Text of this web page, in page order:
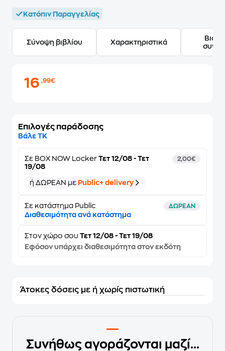
Κατόπιν Παραγγελίας
Σύνοψη βιβλίου Χαρακτηριστικά
16,99€
Επιλογές παράδοσης
Βάλε ΤΚ
Σε BOX NOW Locker Τετ 12/08 - Τετ
19/08
2,00€
ή ΔΩΡΕΑΝ με Public+ delivery
Σε κατάστημα Public ΔΩΡΕΑΝ
Διαθεσιμότητα ανά κατάστημα
Στον χώρο σου Τετ 12/08 - Τετ 19/08
Εφόσον υπάρχει διαθεσιμότητα στον εκδότη
Άτοκες δόσεις με ή χωρίς πιστωτική
Συνήθως αγοράζονται μαζί...